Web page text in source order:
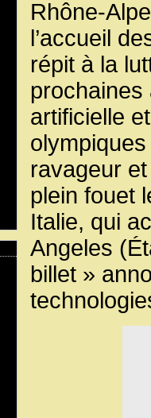
Rhône-
l’accueil
répit à la
prochaines
artificielle
ravageur
plein fouet
Italie, qui
Angeles
billet »